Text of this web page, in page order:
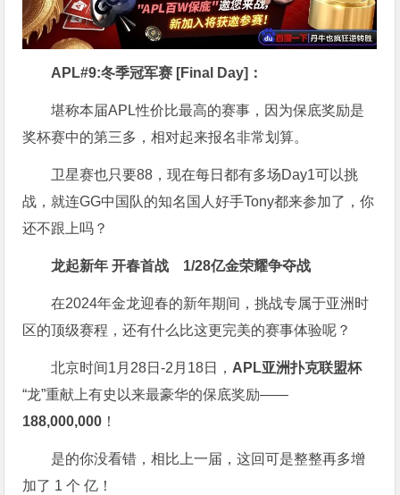
APL#9:冬季冠军赛 [Final Day]：
堪称本届APL性价比最高的赛事，因为保底奖励是
奖杯赛中的第三多，相对起来报名非常划算。
卫星赛也只要88，现在每日都有多场Day1可以挑
战，就连GG中国队的知名国人好手Tony都来参加了，你
还不跟上吗？
龙起新年 开春首战 1/28亿金荣耀争夺战
在2024年金龙迎春的新年期间，挑战专属于亚洲时
区的顶级赛程，还有什么比这更完美的赛事体验呢？
北京时间1月28日-2月18日， APL亚洲扑克联盟杯
“龙”重献上有史以来最豪华的保底奖励——
188,000,000 ！
是的你没看错，相比上一届，这回可是整整再多增
加了 1 个 亿！